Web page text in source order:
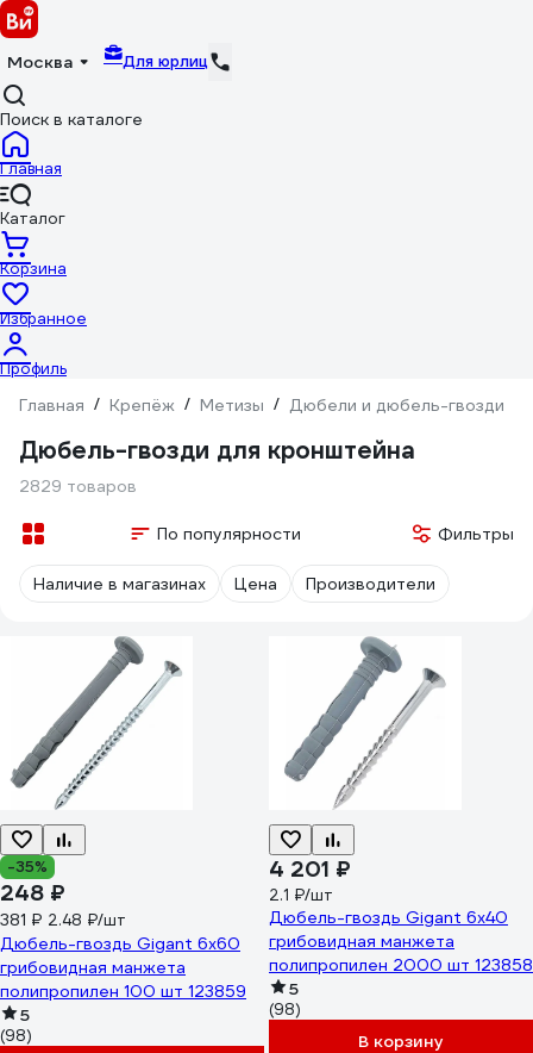
Москва Для юрлиц
Поиск в каталоге
Главная
Каталог
Корзина
Избранное
Профиль
Главная / Крепёж / Метизы / Дюбели и дюбель-гвозди
Дюбель-гвозди для кронштейна
2829 товаров
По популярности Фильтры
Наличие в магазинах Цена Производители
-35%
248 ₽
381 ₽ 2.48 ₽/шт
Дюбель-гвоздь Gigant 6x60
грибовидная манжета
полипропилен 100 шт 123859
5
(98)
4 201 ₽
2.1 ₽/шт
Дюбель-гвоздь Gigant 6x40
грибовидная манжета
полипропилен 2000 шт 123858
5
(98)
В корзину